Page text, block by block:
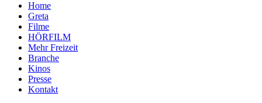
Home
Greta
Filme
HÖRFILM
Mehr Freizeit
Branche
Kinos
Presse
Kontakt